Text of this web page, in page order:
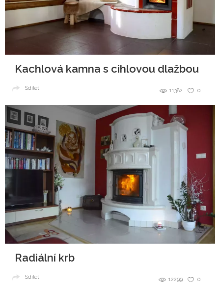
Kachlová kamna s cihlovou dlažbou
0
11382
Sdílet
Radiální krb
0
12299
Sdílet